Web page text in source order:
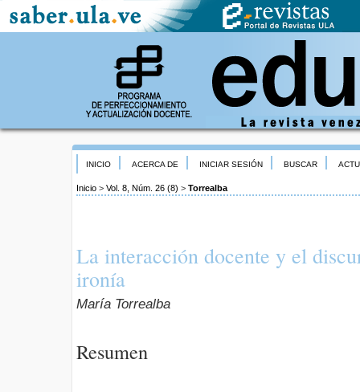
INICIO ACERCA DE INICIAR SESIÓN BUSCAR
Inicio > Vol. 8, Núm. 26 (8) > Torrealba
La interacción docente y el
ironía
María Torrealba
Resumen